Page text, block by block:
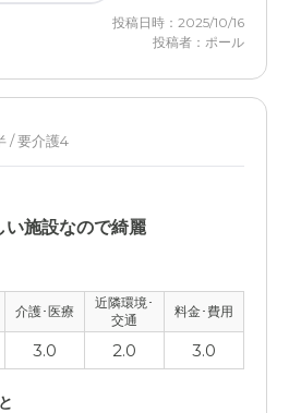
応してくださるので助かります。
いです。職員の方とお話しする時
投稿日時：2025/10/16
投稿者：ポール
/ 要介護4
い施設なので綺麗
介護･医療
近隣環境･
交通
料金･費用
3.0 2.0 3.0